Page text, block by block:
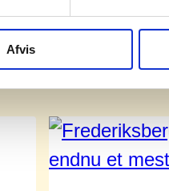
Afvis